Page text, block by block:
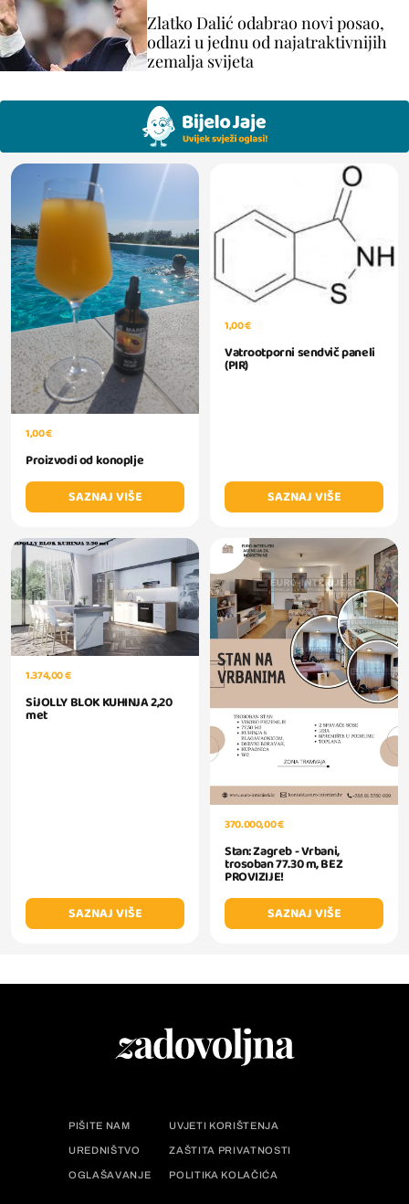
Zlatko Dalić odabrao novi posao,
odlazi u jednu od najatraktivnijih
zemalja svijeta
1,00 €
Proizvodi od konoplje
SAZNAJ VIŠE
1,00 €
Vatrootporni sendvič paneli
(PIR)
SAZNAJ VIŠE
1.374,00 €
SiJOLLY BLOK KUHINJA 2,20
met
SAZNAJ VIŠE
370.000,00 €
Stan: Zagreb - Vrbani,
trosoban 77.30 m, BEZ
PROVIZIJE!
SAZNAJ VIŠE
PIŠITE NAM UVJETI KORIŠTENJA
UREDNIŠTVO ZAŠTITA PRIVATNOSTI
OGLAŠAVANJE POLITIKA KOLAČIĆA